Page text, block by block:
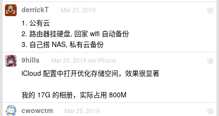
1
derrickT Mar 25, 2019
1. 公有云
2. 路由器挂硬盘, 回家 wifi 自动备份
3. 自己搭 NAS, 私有云备份
2
9hills Mar 25, 2019 via iPhone
iCloud 配置中打开优化存储空间，效果很显著
我的 17G 的相册，实际占用 800M
3
cwowctm Mar 25, 2019